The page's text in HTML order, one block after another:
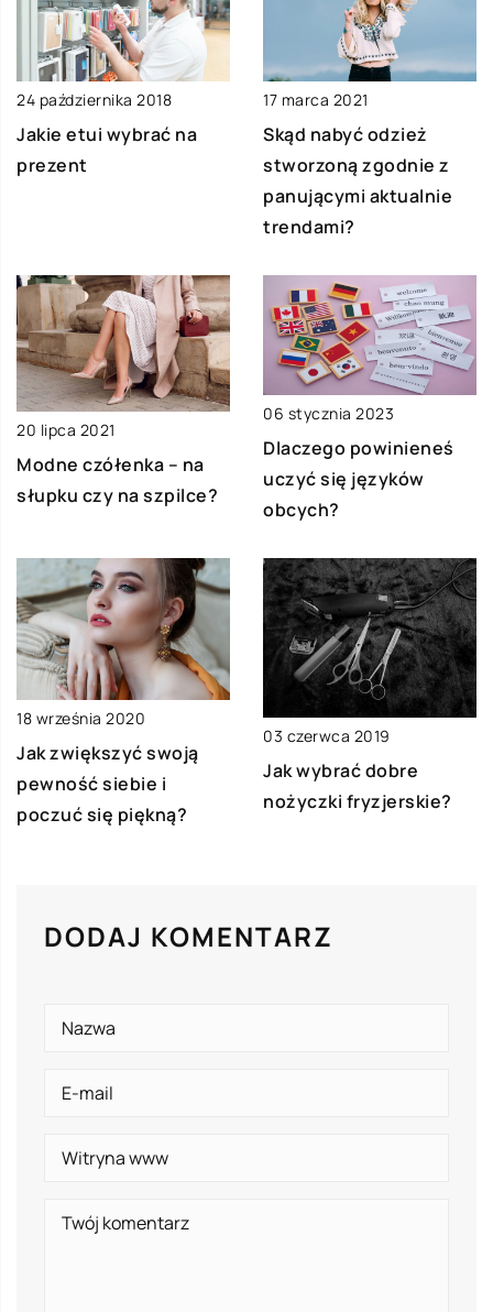
24 października 2018
Jakie etui wybrać na
prezent
17 marca 2021
Skąd nabyć odzież
stworzoną zgodnie z
panującymi aktualnie
trendami?
20 lipca 2021
Modne czółenka – na
słupku czy na szpilce?
06 stycznia 2023
Dlaczego powinieneś
uczyć się języków
obcych?
18 września 2020
Jak zwiększyć swoją
pewność siebie i
poczuć się piękną?
03 czerwca 2019
Jak wybrać dobre
nożyczki fryzjerskie?
DODAJ KOMENTARZ